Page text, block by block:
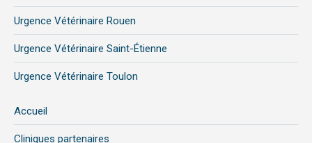
Urgence Vétérinaire Rouen
Urgence Vétérinaire Saint-Étienne
Urgence Vétérinaire Toulon
Accueil
Cliniques partenaires